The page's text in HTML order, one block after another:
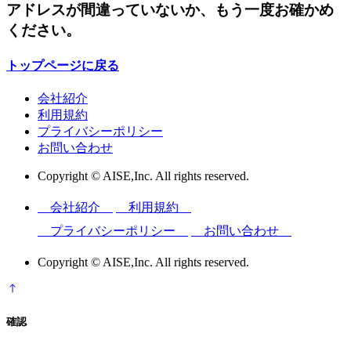
アドレスが間違っていないか、もう一度お確かめ
ください。
トップページに戻る
会社紹介
利用規約
プライバシーポリシー
お問い合わせ
Copyright © AISE,Inc. All rights reserved.
会社紹介
利用規約
プライバシーポリシー
お問い合わせ
Copyright © AISE,Inc. All rights reserved.
確認